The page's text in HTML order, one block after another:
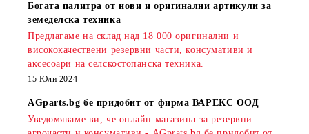
Богата палитра от нови и оригинални артикули за
земеделска техника
Предлагаме на склад над 18 000 оригинални и
висококачествени резервни части, консумативи и
аксесоари на селскостопанска техника.
15 Юли 2024
AGparts.bg бе придобит от фирма ВАРЕКС ООД
Уведомяваме ви, че онлайн магазина за резервни